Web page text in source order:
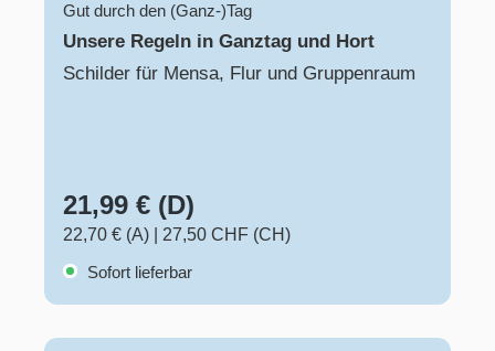
Gut durch den (Ganz-)Tag
Unsere Regeln in Ganztag und Hort
Schilder für Mensa, Flur und Gruppenraum
21,99 € (D)
22,70 € (A)
27,50 CHF (CH)
Sofort lieferbar